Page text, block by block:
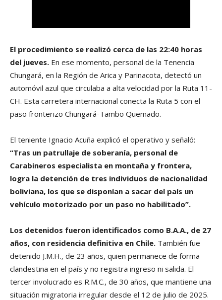
El procedimiento se realizó cerca de las 22:40 horas
del jueves. En ese momento, personal de la Tenencia
Chungará, en la Región de Arica y Parinacota, detectó un
automóvil azul que circulaba a alta velocidad por la Ruta 11-
CH. Esta carretera internacional conecta la Ruta 5 con el
paso fronterizo Chungará-Tambo Quemado.
El teniente Ignacio Acuña explicó el operativo y señaló:
“Tras un patrullaje de soberanía, personal de
Carabineros especialista en montaña y frontera,
logra la detención de tres individuos de nacionalidad
boliviana, los que se disponían a sacar del país un
vehículo motorizado por un paso no habilitado”.
Los detenidos fueron identificados como B.A.A., de 27
años, con residencia definitiva en Chile. También fue
detenido J.M.H., de 23 años, quien permanece de forma
clandestina en el país y no registra ingreso ni salida. El
tercer involucrado es R.M.C., de 30 años, que mantiene una
situación migratoria irregular desde el 12 de julio de 2025.